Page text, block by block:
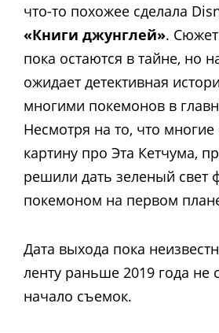
что-то похожее сделала
«Книги джунглей».
пока остаются в тайне, но
ожидает детективная
многими покемонов в
Несмотря на то, что
картину про Эта Кетчума,
решили дать зеленый свет
покемоном на первом
Дата выхода пока
ленту раньше 2019 года не
начало съемок.